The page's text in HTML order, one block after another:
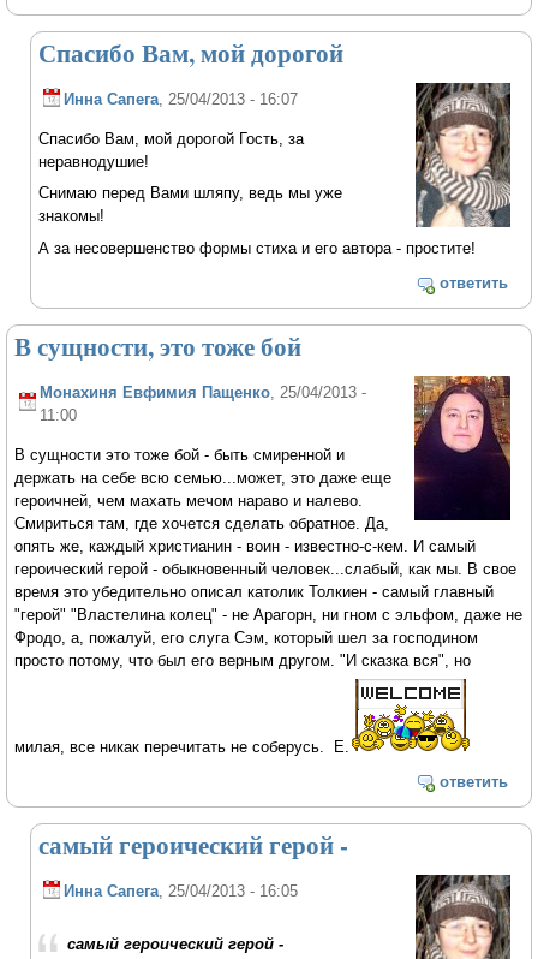
Спасибо Вам, мой дорогой
Инна Сапега , 25/04/2013 - 16:07
Спасибо Вам, мой дорогой Гость, за
неравнодушие!
Снимаю перед Вами шляпу, ведь мы уже
знакомы!
А за несовершенство формы стиха и его автора - простите!
ответить
В сущности, это тоже бой
Монахиня Евфимия Пащенко, 25/04/2013 -
11:00
В сущности это тоже бой - быть смиренной и
держать на себе всю семью...может, это даже еще
героичней, чем махать мечом нараво и налево.
Смириться там, где хочется сделать обратное. Да,
опять же, каждый христианин - воин - известно-с-кем. И самый
героический герой - обыкновенный человек...слабый, как мы. В свое
время это убедительно описал католик Толкиен - самый главный
"герой" "Властелина колец" - не Арагорн, ни гном с эльфом, даже не
Фродо, а, пожалуй, его слуга Сэм, который шел за господином
просто потому, что был его верным другом. "И сказка вся", но
милая, все никак перечитать не соберусь. Е.
ответить
самый героический герой -
Инна Сапега, 25/04/2013 - 16:05
самый героический герой -